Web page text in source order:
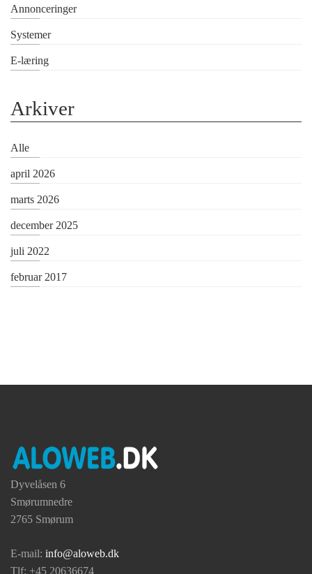
Annonceringer
Systemer
E-læring
Arkiver
Alle
april 2026
marts 2026
december 2025
juli 2022
februar 2017
Dyvelåsen 6
Smørumnedre
2765 Smørum
E-mail: info@aloweb.dk
Tlf: +45 20636674